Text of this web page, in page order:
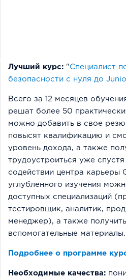
Лучший курс: "Специалист
безопасности с нуля до
Всего за 12 месяцев
решат более 50
можно добавить в свое
повысят квалификацию и
уровень дохода, а также
трудоустроиться уже
содействии центра карьеры
углубленного изучения
доступных специализаций
тестировщик, аналитик,
менеджер), а также
вспомогательные материалы.
Подробнее о программе
Необходимые качества: